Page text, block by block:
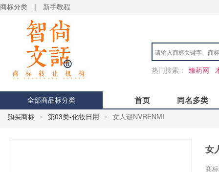
商标分类 | 新手教程
热门搜索： 臻药网
全部商品标分类 首页 同名多类
购买商标 > 第03类-化妆日用 > 女人谜NVRENMI
女
商